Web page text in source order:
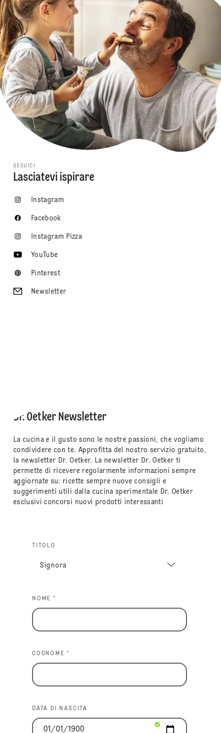
SEGUICI
Lasciatevi ispirare
Instagram
Facebook
Instagram Pizza
YouTube
Pinterest
Newsletter
Dr. Oetker Newsletter
La cucina e il gusto sono le nostre passioni, che vogliamo
condividere con te. Approfitta del nostro servizio gratuito,
la newsletter Dr. Oetker. La newsletter Dr. Oetker ti
permette di ricevere regolarmente informazioni sempre
aggiornate su: ricette sempre nuove consigli e
suggerimenti utili dalla cucina sperimentale Dr. Oetker
esclusivi concorsi nuovi prodotti interessanti
TITOLO
NOME *
COGNOME *
DATA DI NASCITA